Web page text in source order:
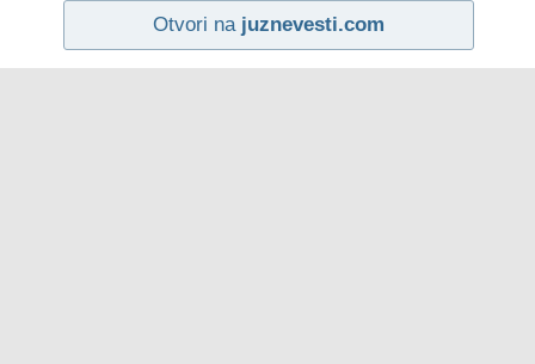
Otvori na juznevesti.com